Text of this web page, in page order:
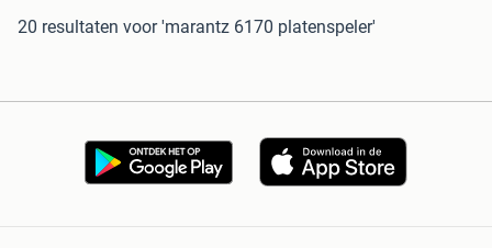
20 resultaten voor 'marantz 6170 platenspeler'